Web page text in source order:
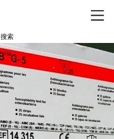
搜索